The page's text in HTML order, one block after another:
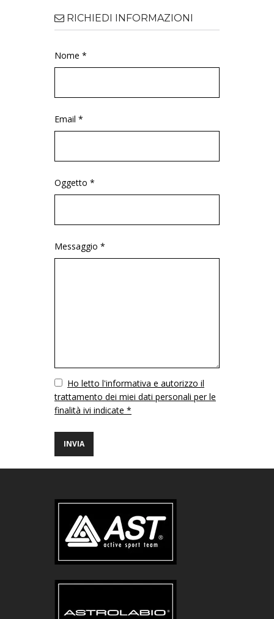
RICHIEDI INFORMAZIONI
Nome *
Email *
Oggetto *
Messaggio *
VuotoHo letto l'informativa e autorizzo il
trattamento dei miei dati personali per le
finalità ivi indicate *